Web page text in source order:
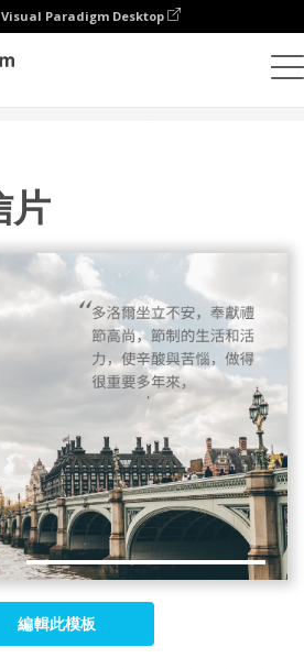
Visual Paradigm Desktop
片
編輯此模板